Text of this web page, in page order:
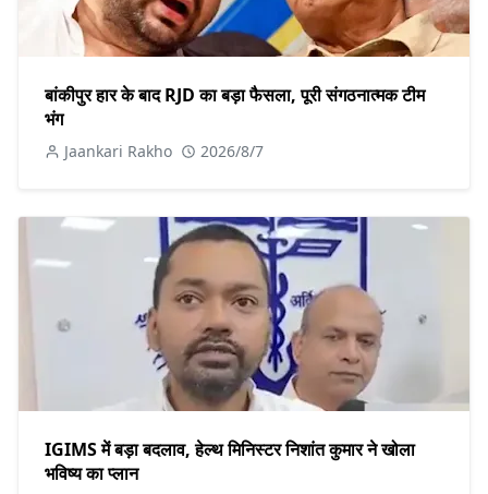
बांकीपुर हार के बाद RJD का बड़ा फैसला, पूरी संगठनात्मक टीम
भंग
Jaankari Rakho 2026/8/7
IGIMS में बड़ा बदलाव, हेल्थ मिनिस्टर निशांत कुमार ने खोला
भविष्य का प्लान